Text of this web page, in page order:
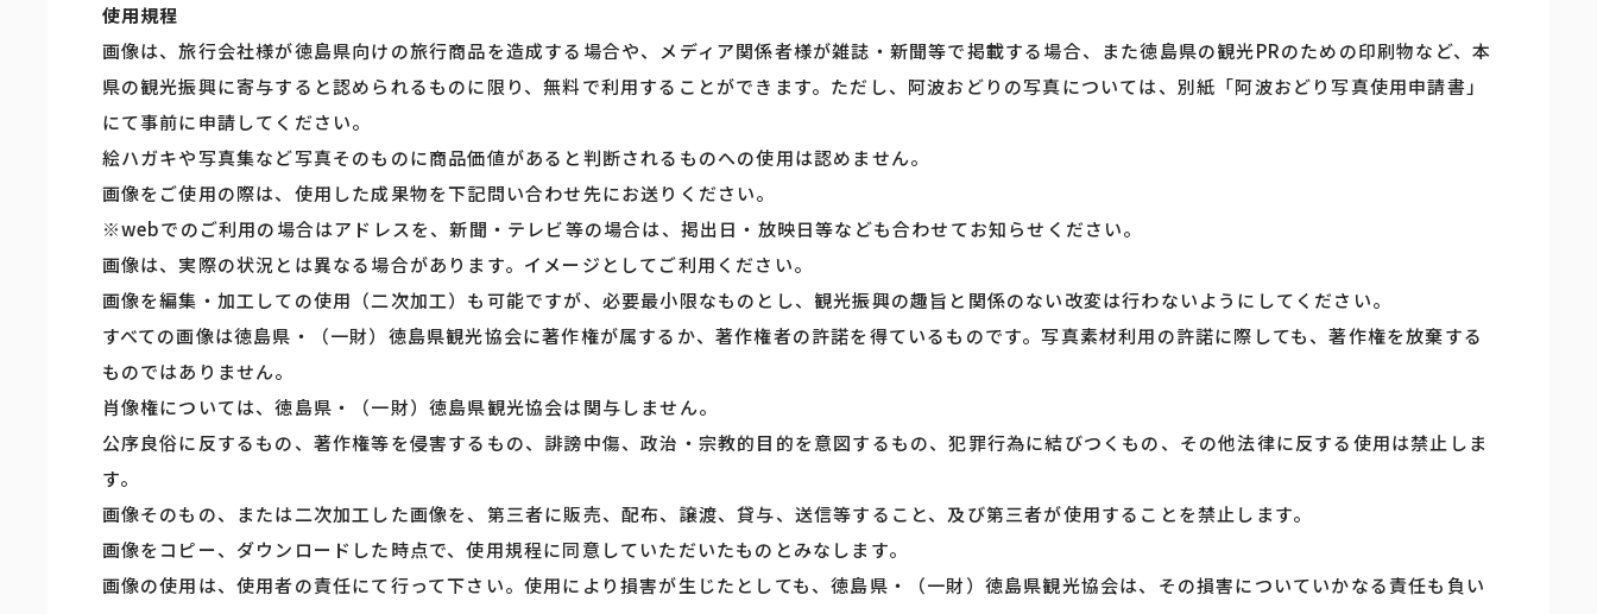
使用規程
画像は、旅行会社様が徳島県向けの旅行商品を造成する場合や、メディア関係者様が雑誌・新聞等で掲載する場合、また徳島県の観光PRのための印刷物など、本
県の観光振興に寄与すると認められるものに限り、無料で利用することができます。ただし、阿波おどりの写真については、別紙「阿波おどり写真使用申請書」
にて事前に申請してください。
絵ハガキや写真集など写真そのものに商品価値があると判断されるものへの使用は認めません。
画像をご使用の際は、使用した成果物を下記問い合わせ先にお送りください。
※webでのご利用の場合はアドレスを、新聞・テレビ等の場合は、掲出日・放映日等なども合わせてお知らせください。
画像は、実際の状況とは異なる場合があります。イメージとしてご利用ください。
画像を編集・加工しての使用（二次加工）も可能ですが、必要最小限なものとし、観光振興の趣旨と関係のない改変は行わないようにしてください。
すべての画像は徳島県・（一財）徳島県観光協会に著作権が属するか、著作権者の許諾を得ているものです。写真素材利用の許諾に際しても、著作権を放棄する
ものではありません。
肖像権については、徳島県・（一財）徳島県観光協会は関与しません。
公序良俗に反するもの、著作権等を侵害するもの、誹謗中傷、政治・宗教的目的を意図するもの、犯罪行為に結びつくもの、その他法律に反する使用は禁止しま
す。
画像そのもの、または二次加工した画像を、第三者に販売、配布、譲渡、貸与、送信等すること、及び第三者が使用することを禁止します。
画像をコピー、ダウンロードした時点で、使用規程に同意していただいたものとみなします。
画像の使用は、使用者の責任にて行って下さい。使用により損害が生じたとしても、徳島県・（一財）徳島県観光協会は、その損害についていかなる責任も負い